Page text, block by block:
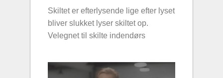
Skiltet er efterlysende lige efter lyset
bliver slukket lyser skiltet op.
Velegnet til skilte indendørs